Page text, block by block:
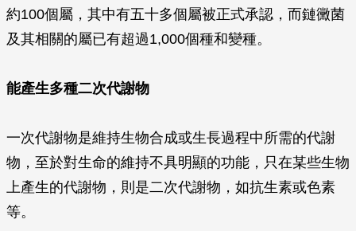
約100個屬，其中有五十多個屬被正式承認，而鏈黴菌
及其相關的屬已有超過1,000個種和變種。
能產生多種二次代謝物
一次代謝物是維持生物合成或生長過程中所需的代謝
物，至於對生命的維持不具明顯的功能，只在某些生物
上產生的代謝物，則是二次代謝物，如抗生素或色素
等。